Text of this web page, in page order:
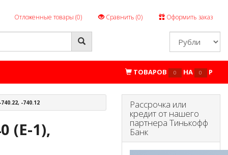
Отложенные товары (0) Сравнить (0) Оформить заказ
ТОВАРОВ 0 НА 0 P
-740.12
(Е-1),
Рассрочка или
кредит от нашего
партнера Тинькофф
Банк